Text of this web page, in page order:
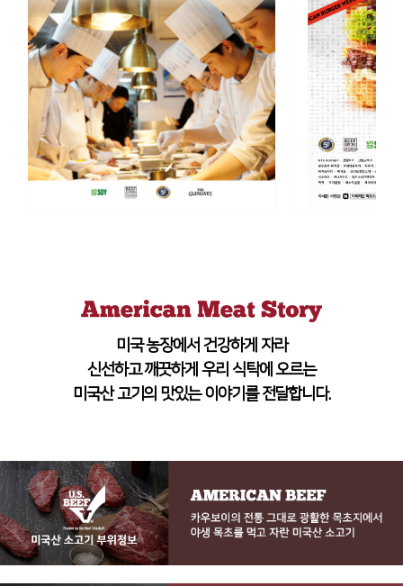
미국 농장에서 건강하게 자라
신선하고 깨끗하게 우리 식탁에 오르는
미국산 고기의 맛있는 이야기를 전달합니다.